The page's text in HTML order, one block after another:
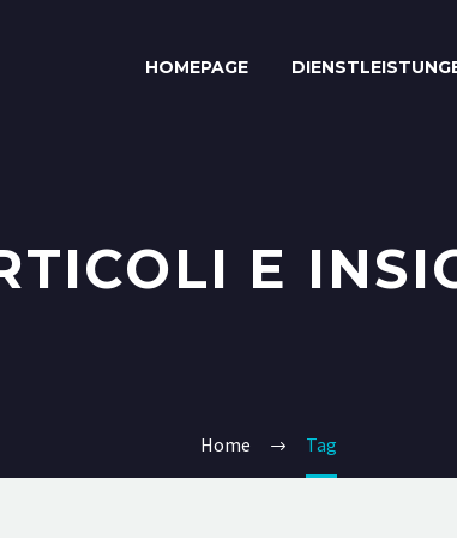
HOMEPAGE
E
Home Tag